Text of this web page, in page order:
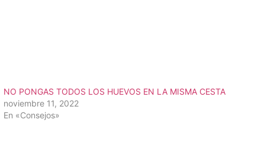
NO PONGAS TODOS LOS HUEVOS EN LA MISMA CESTA
noviembre 11, 2022
En «Consejos»